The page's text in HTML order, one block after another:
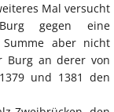
Mal versucht
gegen eine
aber nicht
Burg an derer von
und 1381 den